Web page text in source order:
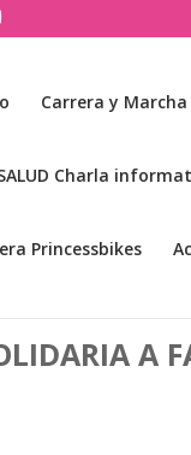
Carrera y Marcha
Charla
Princessbikes
A